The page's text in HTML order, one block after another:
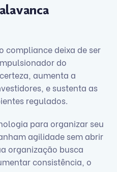
compliance deixa de ser
do
aumenta a
e sustenta as
regulados.
para organizar seu
agilidade sem abrir
organização busca
consistência, o